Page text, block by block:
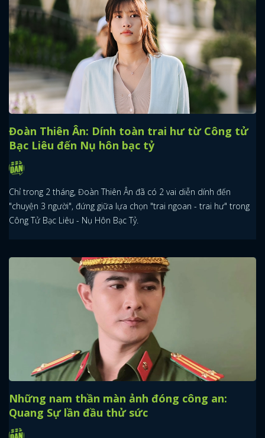
Đoàn Thiên Ân: Dính toàn trai hư từ Công tử
Bạc Liêu đến Nụ hôn bạc tỷ
Chỉ trong 2 tháng, Đoàn Thiên Ân đã có 2 vai diễn dính đến
"chuyện 3 người", đứng giữa lựa chọn "trai ngoan - trai hư" trong
Công Tử Bạc Liêu - Nụ Hôn Bạc Tỷ.
Những nam thần màn ảnh đóng công an:
Quang Sự lần đầu thử sức